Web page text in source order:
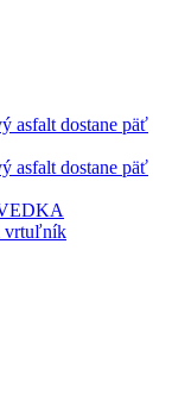
asfalt dostane päť
asfalt dostane päť
vrtuľník